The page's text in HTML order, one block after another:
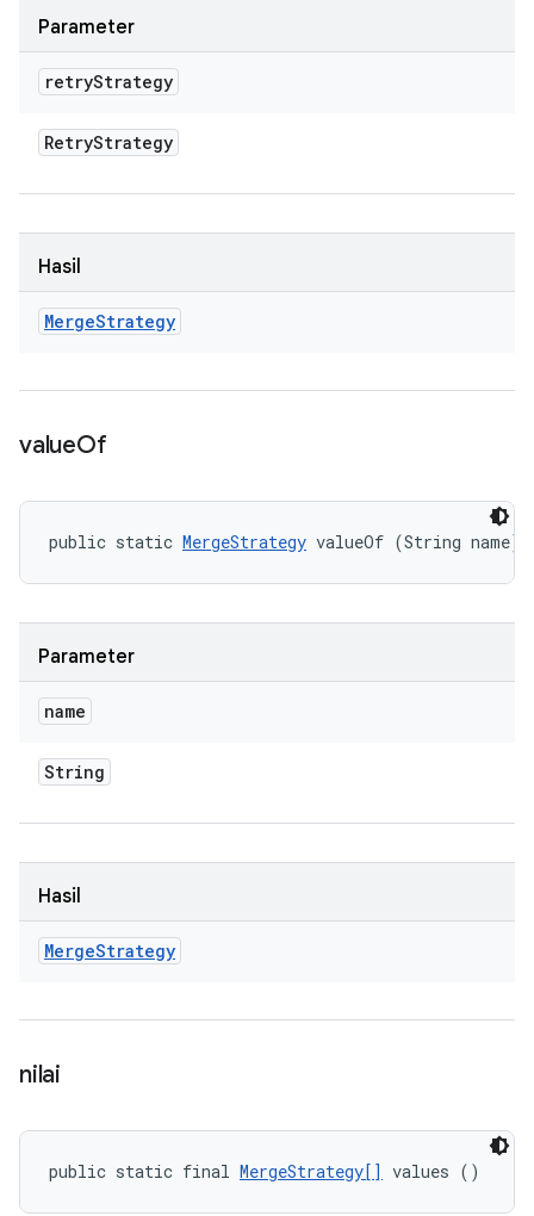
Parameter
retryStrategy
RetryStrategy
Hasil
MergeStrategy
valueOf
public static MergeStrategy valueOf (String name)
Parameter
name
String
Hasil
MergeStrategy
nilai
public static final MergeStrategy[] values ()